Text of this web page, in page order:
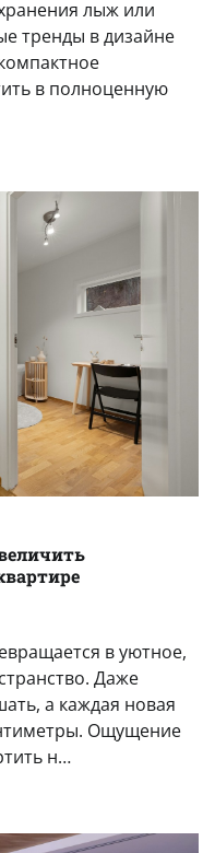
лыж или
тренды в дизайне
в полноценную
в уютное,
Даже
а каждая новая
Ощущение
н…